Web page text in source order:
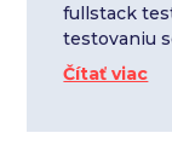
fullstack
testovaniu
Čítať viac